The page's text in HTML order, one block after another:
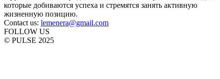
которые добиваются успеха и стремятся занять активную
жизненную позицию.
Contact us: lemenera@gmail.com
FOLLOW US
© PULSE 2025